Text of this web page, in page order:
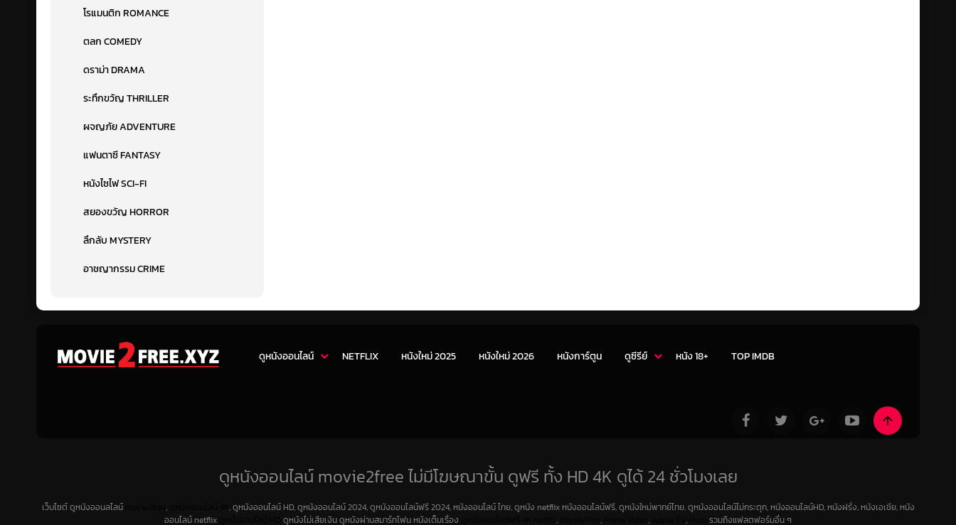
โรแมนติก ROMANCE
ตลก COMEDY
ดราม่า DRAMA
ระทึกขวัญ THRILLER
ผจญภัย ADVENTURE
แฟนตาซี FANTASY
หนังไซไฟ SCI-FI
สยองขวัญ HORROR
ลึกลับ MYSTERY
อาชญากรรม CRIME
ดูหนังออนไลน์ NETFLIX หนังใหม่ 2025 หนังใหม่ 2026 หนังการ์ตูน ดูซีรีย์ หนัง 18+ TOP IMDB
ดูหนังออนไลน์ movie2free ไม่มีโฆษณาขั้น ดูฟรี ทั้ง HD 4K ดูได้ 24 ชั่วโมงเลย
เว็บไซต์ ดูหนังออนลไลน์ ,
, ดูหนังออนไลน์ HD, ดูหนังออนไลน์ 2024, ดูหนังออนไลน์ฟรี 2024, หนังออนไลน์ ไทย, ดูหนัง netflix หนังออนไลน์ฟรี, ดูหนังใหม่พากย์ไทย, ดูหนังออนไลน์ไม่กระตุก, หนังออนไลน์HD, หนังฝรั่ง, หนังเอเชีย, หนัง
ออนไลน์ netflix
ดูหนังไม่เสียเงิน ดูหนังผ่านสมาร์ทโฟน หนังเต็มเรื่อง , , , , รวมถึงแฟลตฟอร์มอื่น ๆ